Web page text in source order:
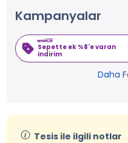
Kampanyalar
Sepette ek %8'e varan
indirim
Daha
Tesis ile ilgili notlar